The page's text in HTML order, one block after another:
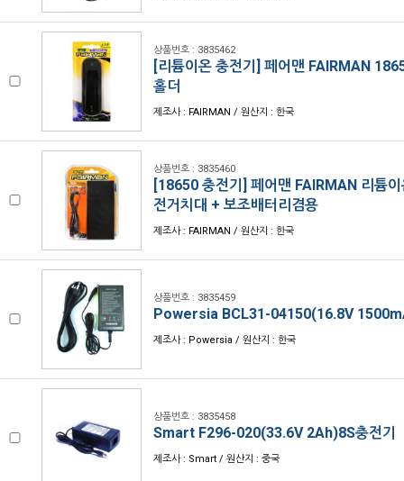
상품번호 : 3835462
[리튬이온 충전기] 페어맨 FAIRMAN
홀더
제조사 : FAIRMAN / 원산지 : 한국
상품번호 : 3835460
[18650 충전기] 페어맨 FAIRMAN 리튬
전거치대 + 보조배터리겸용
제조사 : FAIRMAN / 원산지 : 한국
상품번호 : 3835459
Powersia BCL31-04150(16.8V
제조사 : Powersia / 원산지 : 한국
상품번호 : 3835458
Smart F296-020(33.6V 2Ah)8S충전기
제조사 : Smart / 원산지 : 중국